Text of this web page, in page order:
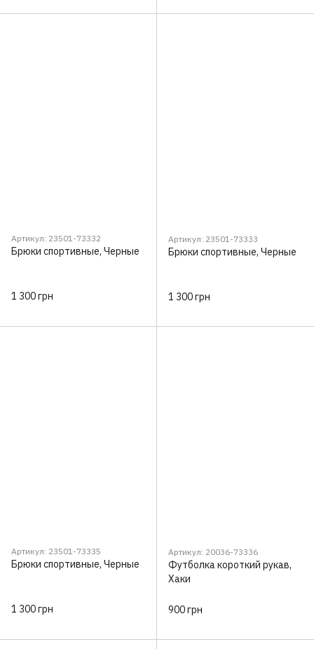
Артикул: 23501-73332
Брюки спортивные, Черные
1 300 грн
Артикул: 23501-73333
Брюки спортивные, Черные
1 300 грн
Артикул: 23501-73335
Брюки спортивные, Черные
1 300 грн
Артикул: 20036-73336
Футболка короткий рукав,
Хаки
900 грн